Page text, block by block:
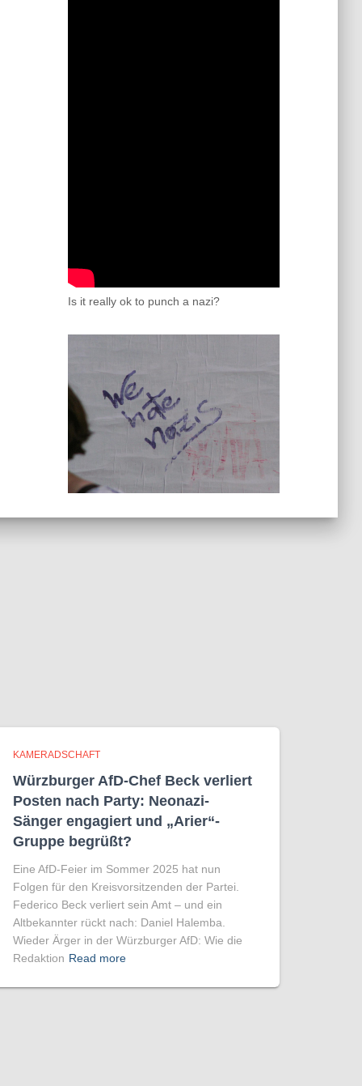
Is it really ok to punch a nazi?
KAMERADSCHAFT
Würzburger AfD-Chef Beck verliert
Posten nach Party: Neonazi-
Sänger engagiert und „Arier“-
Gruppe begrüßt?
Eine AfD-Feier im Sommer 2025 hat nun
Folgen für den Kreisvorsitzenden der Partei.
Federico Beck verliert sein Amt – und ein
Altbekannter rückt nach: Daniel Halemba.
Wieder Ärger in der Würzburger AfD: Wie die
Redaktion Read more